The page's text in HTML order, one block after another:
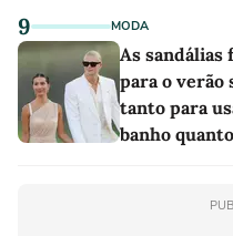
9 MODA
As sandálias
para o verão
tanto para
banho